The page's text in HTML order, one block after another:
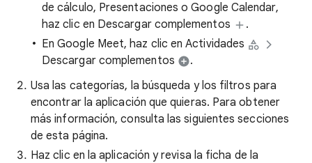
de cálculo, Presentaciones o Google Calendar,
haz clic en Descargar complementos
.
En Google Meet, haz clic en Actividades
Descargar complementos
.
Usa las categorías, la búsqueda y los filtros para
encontrar la aplicación que quieras. Para obtener
más información, consulta las siguientes secciones
de esta página.
Haz clic en la aplicación y revisa la ficha de la